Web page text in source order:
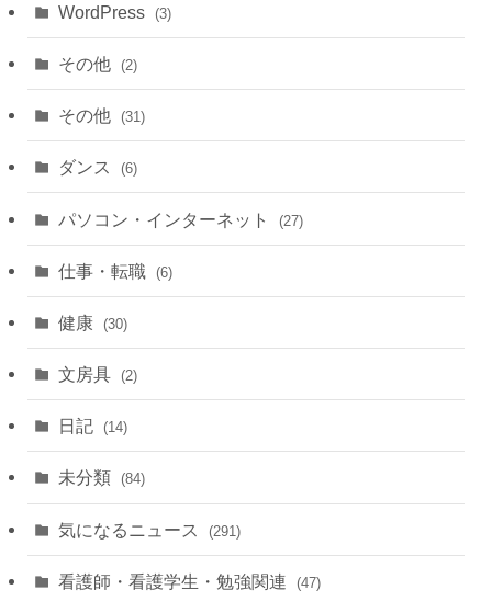
WordPress (3)
その他 (2)
その他 (31)
ダンス (6)
パソコン・インターネット (27)
仕事・転職 (6)
健康 (30)
文房具 (2)
日記 (14)
未分類 (84)
気になるニュース (291)
看護師・看護学生・勉強関連 (47)